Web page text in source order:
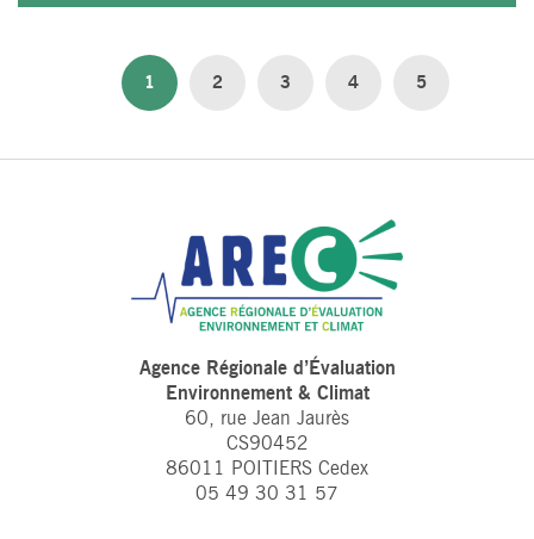
1 2 3 4 5
Agence Régionale d’Évaluation
Environnement & Climat
60, rue Jean Jaurès
CS90452
86011 POITIERS Cedex
05 49 30 31 57